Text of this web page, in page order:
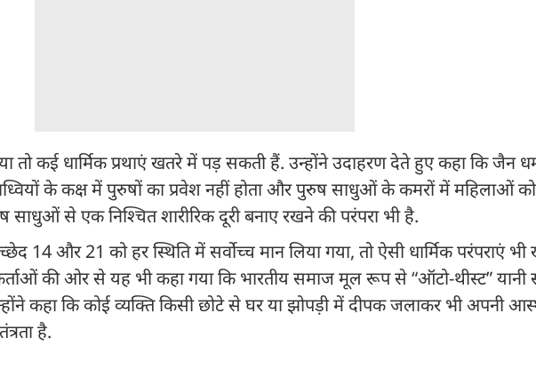
तो कई धार्मिक प्रथाएं खतरे में पड़ सकती हैं. उन्होंने उदाहरण देते हुए कहा कि जैन
के कक्ष में पुरुषों का प्रवेश नहीं होता और पुरुष साधुओं के कमरों में महिलाओं
से एक निश्चित शारीरिक दूरी बनाए रखने की परंपरा भी है.
14 और 21 को हर स्थिति में सर्वोच्च मान लिया गया, तो ऐसी धार्मिक परंपराएं भी
की ओर से यह भी कहा गया कि भारतीय समाज मूल रूप से “ऑटो-थीस्ट” यानी
कहा कि कोई व्यक्ति किसी छोटे से घर या झोपड़ी में दीपक जलाकर भी अपनी
है.